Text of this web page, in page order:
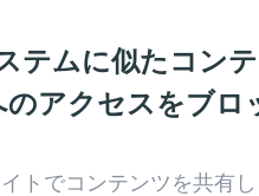
テムに似たコン
アクセスをブロ
トでコンテンツを共有